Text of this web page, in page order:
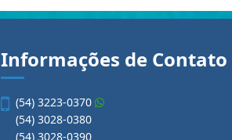
Informações de Contato
(54) 3223-0370
(54) 3028-0380
(54) 3028-0390